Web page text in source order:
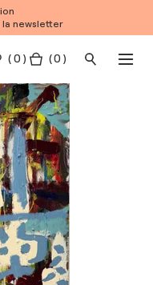
newsletter
(0 ) ( 0 )